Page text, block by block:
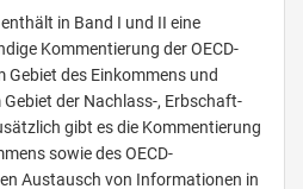
in Band I und II eine
Kommentierung der OECD-
des Einkommens und
der Nachlass-, Erbschaft-
gibt es die Kommentierung
sowie des OECD-
Austausch von Informationen in